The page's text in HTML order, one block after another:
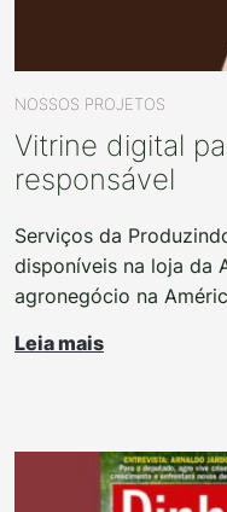
NOSSOS PROJETOS
Vitrine digital
responsável
Serviços da
disponíveis na loja da
agronegócio na
Leia mais